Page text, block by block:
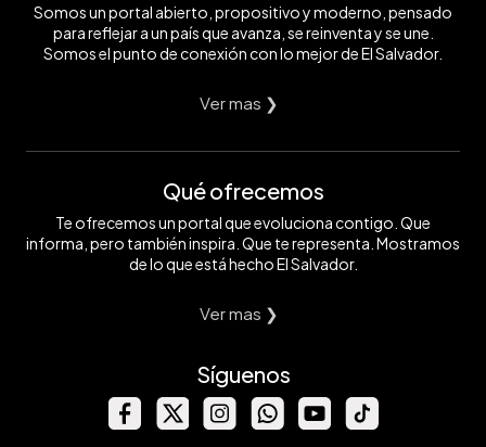
Somos un portal abierto, propositivo y moderno, pensado
para reflejar a un país que avanza, se reinventa y se une.
Somos el punto de conexión con lo mejor de El Salvador.
Ver mas ❯
Qué ofrecemos
Te ofrecemos un portal que evoluciona contigo. Que
informa, pero también inspira. Que te representa. Mostramos
de lo que está hecho El Salvador.
Ver mas ❯
Síguenos